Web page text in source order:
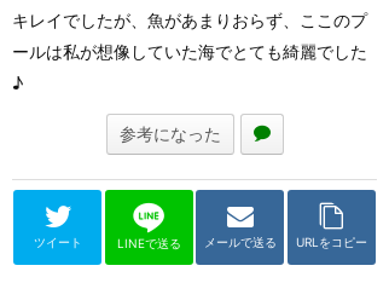
キレイでしたが、魚があまりおらず、ここのプ
ールは私が想像していた海でとても綺麗でした
♪
参考になった
ツイート LINEで送る メールで送る URLをコピー